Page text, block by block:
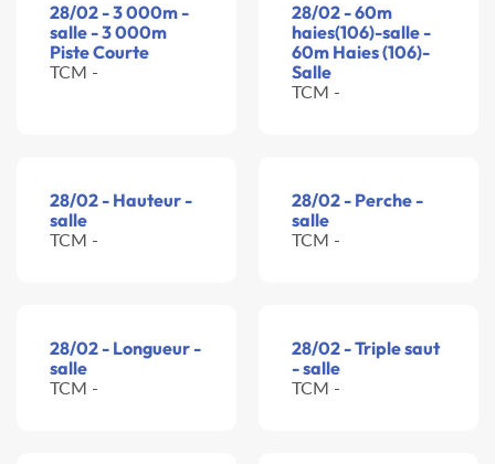
28/02 - 3 000m -
salle - 3 000m
Piste Courte
TCM -
28/02 - 60m
haies(106)-salle -
60m Haies (106)-
Salle
TCM -
28/02 - Hauteur -
salle
TCM -
28/02 - Perche -
salle
TCM -
28/02 - Longueur -
salle
TCM -
28/02 - Triple saut
- salle
TCM -